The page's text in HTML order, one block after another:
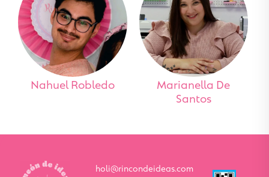
Nahuel Robledo
Marianella De
Santos
holi@rincondeideas.com